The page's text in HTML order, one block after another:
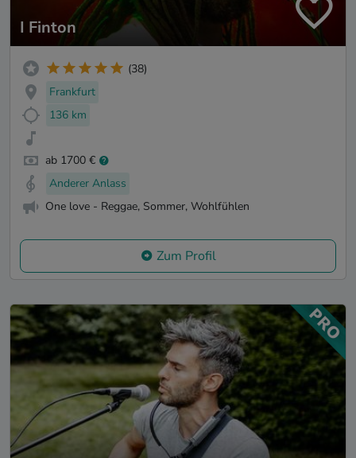
I Finton
(38)
Frankfurt
136 km
ab 1700 €
Anderer Anlass
One love - Reggae, Sommer, Wohlfühlen
Zum Profil